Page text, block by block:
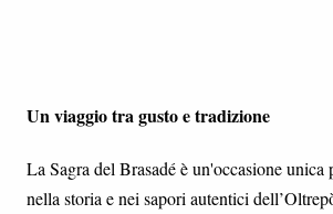
Un viaggio tra gusto e tradizione
La Sagra del Brasadé è un'occasione unica
nella storia e nei sapori autentici